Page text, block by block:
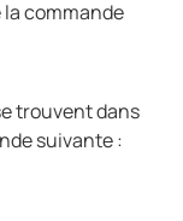
la commande
trouvent dans
suivante :